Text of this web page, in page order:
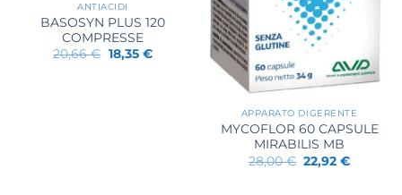
ANTIACIDI
BASOSYN PLUS 120
COMPRESSE
20,66€ Il
prezzo
18,35 €Il
APPARATO DIGERENTE
MYCOFLOR 60 CAPSULE
MIRABILIS MB
28,00€ Il
prezzo
22,92€Il